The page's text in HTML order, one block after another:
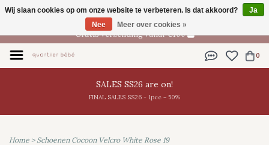
NL
Gratis verzending vanaf €100
0
SALES SS26 are on!
FINAL SALES SS26 - 1pce = 50%
Home > Schoenen Cocoon Velcro White Rose 19
Wij slaan cookies op om onze website te verbeteren. Is dat akkoord?
Ja
Nee
Meer over cookies »